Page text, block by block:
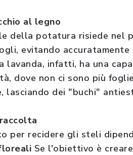
al legno
della potatura risiede nel
evitando
lavanda, infatti, ha una
dove non ci sono più
lasciando dei "buchi"
per recidere gli steli
Se l'obiettivo è